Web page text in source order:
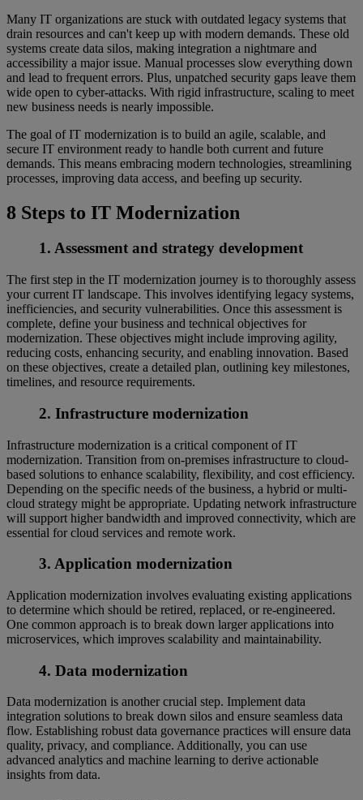
Many IT organizations are stuck with outdated legacy systems that
drain resources and can't keep up with modern demands. These old
systems create data silos, making integration a nightmare and
accessibility a major issue. Manual processes slow everything down
and lead to frequent errors. Plus, unpatched security gaps leave them
wide open to cyber-attacks. With rigid infrastructure, scaling to meet
new business needs is nearly impossible.
The goal of IT modernization is to build an agile, scalable, and
secure IT environment ready to handle both current and future
demands. This means embracing modern technologies, streamlining
processes, improving data access, and beefing up security.
8 Steps to IT Modernization
1. Assessment and strategy development
The first step in the IT modernization journey is to thoroughly assess
your current IT landscape. This involves identifying legacy systems,
inefficiencies, and security vulnerabilities. Once this assessment is
complete, define your business and technical objectives for
modernization. These objectives might include improving agility,
reducing costs, enhancing security, and enabling innovation. Based
on these objectives, create a detailed plan, outlining key milestones,
timelines, and resource requirements.
2. Infrastructure modernization
Infrastructure modernization is a critical component of IT
modernization. Transition from on-premises infrastructure to cloud-
based solutions to enhance scalability, flexibility, and cost efficiency.
Depending on the specific needs of the business, a hybrid or multi-
cloud strategy might be appropriate. Updating network infrastructure
will support higher bandwidth and improved connectivity, which are
essential for cloud services and remote work.
3. Application modernization
Application modernization involves evaluating existing applications
to determine which should be retired, replaced, or re-engineered.
One common approach is to break down larger applications into
microservices, which improves scalability and maintainability.
4. Data modernization
Data modernization is another crucial step. Implement data
integration solutions to break down silos and ensure seamless data
flow. Establishing robust data governance practices will ensure data
quality, privacy, and compliance. Additionally, you can use
advanced analytics and machine learning to derive actionable
insights from data.